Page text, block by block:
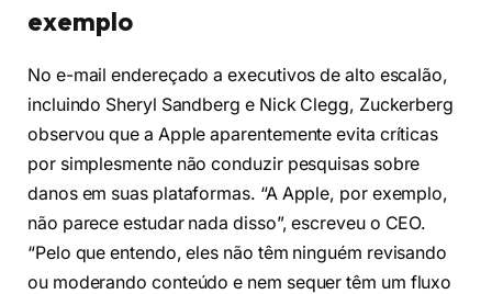
exemplo
No e-mail endereçado a executivos de alto escalão,
incluindo Sheryl Sandberg e Nick Clegg, Zuckerberg
observou que a Apple aparentemente evita críticas
por simplesmente não conduzir pesquisas sobre
danos em suas plataformas. “A Apple, por exemplo,
não parece estudar nada disso”, escreveu o CEO.
“Pelo que entendo, eles não têm ninguém revisando
ou moderando conteúdo e nem sequer têm um fluxo